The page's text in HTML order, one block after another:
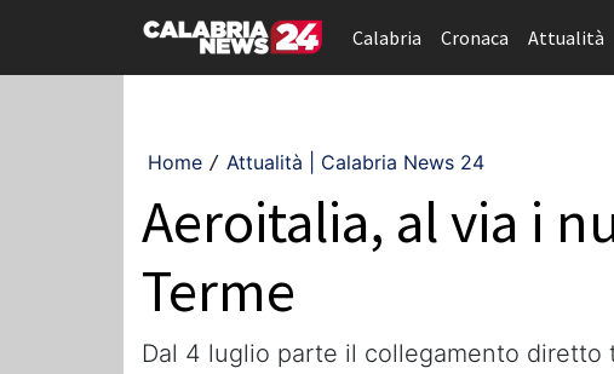
Calabria Cronaca Attualità
Home / Attualità | Calabria News 24
Aeroitalia, al via i
Terme
Dal 4 luglio parte il collegamento diretto